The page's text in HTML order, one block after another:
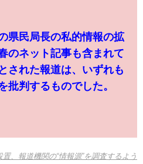
県民局長の私的情報の拡
のネット記事も含まれて
された報道は、いずれも
批判するものでした。
、報道機関の“情報源”を調査するよう